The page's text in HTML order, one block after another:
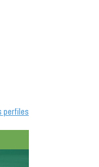
perfiles